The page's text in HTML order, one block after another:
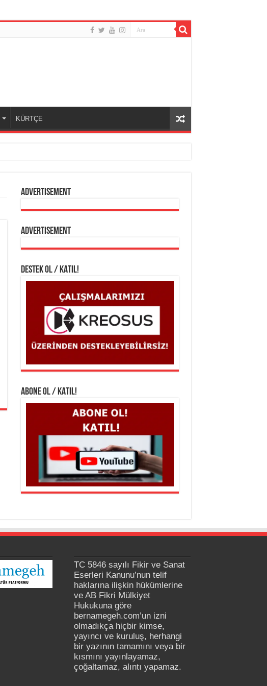
KÜRTÇE
Advertisement
Advertisement
DESTEK OL / KATIL!
ABONE OL / KATIL!
TC 5846 sayılı Fikir ve Sanat
Eserleri Kanunu’nun telif
haklarına ilişkin hükümlerine
ve AB Fikri Mülkiyet
Hukukuna göre
bernamegeh.com’un izni
olmadıkça hiçbir kimse,
yayıncı ve kuruluş, herhangi
bir yazının tamamını veya bir
kısmını yayınlayamaz,
çoğaltamaz, alıntı yapamaz.